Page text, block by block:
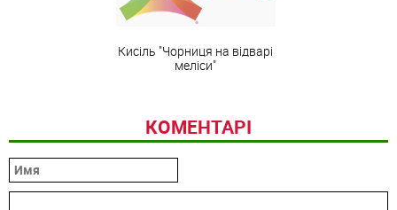
Кисіль "Чорниця на відварі
меліси"
КОМЕНТАРІ